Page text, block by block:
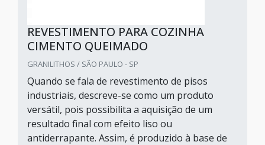
REVESTIMENTO PARA COZINHA
CIMENTO QUEIMADO
GRANILITHOS / SÃO PAULO - SP
Quando se fala de revestimento de pisos
industriais, descreve-se como um produto
versátil, pois possibilita a aquisição de um
resultado final com efeito liso ou
antiderrapante. Assim, é produzido à base de